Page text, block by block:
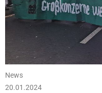
News
20.01.2024